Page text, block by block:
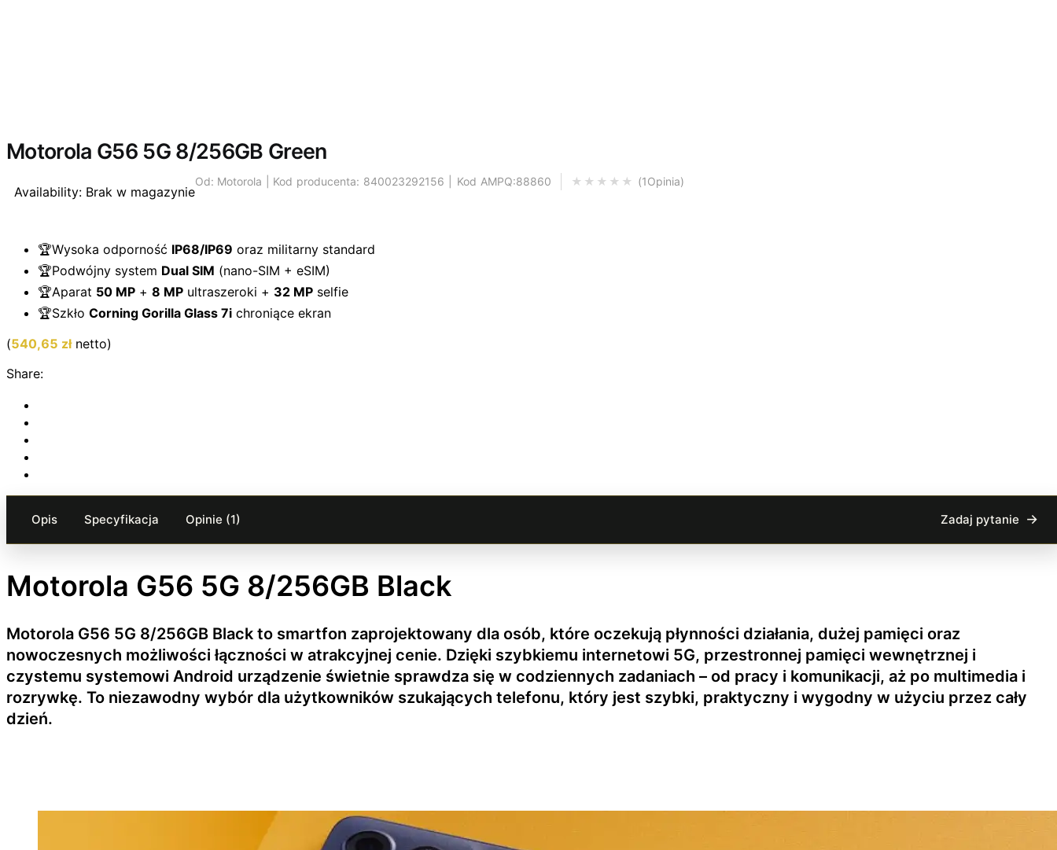
Motorola G56 5G 8/256GB Green
1Opinia
Availability: Brak w magazynie
Od: Motorola | Kod producenta: 840023292156 | Kod AMPQ:88860
🏆Wysoka odporność IP68/IP69 oraz militarny standard
🏆Podwójny system Dual SIM (nano-SIM + eSIM)
🏆Aparat 50 MP + 8 MP ultraszeroki + 32 MP selfie
🏆Szkło Corning Gorilla Glass 7i chroniące ekran
(540,65 złnetto)
Share:
Opis Specyfikacja Opinie (1) Zadaj pytanie
Motorola G56 5G 8/256GB Black
Motorola G56 5G 8/256GB Black to smartfon zaprojektowany dla osób, które oczekują płynności działania, dużej pamięci oraz
nowoczesnych możliwości łączności w atrakcyjnej cenie. Dzięki szybkiemu internetowi 5G, przestronnej pamięci wewnętrznej i
czystemu systemowi Android urządzenie świetnie sprawdza się w codziennych zadaniach – od pracy i komunikacji, aż po multimedia i
rozrywkę. To niezawodny wybór dla użytkowników szukających telefonu, który jest szybki, praktyczny i wygodny w użyciu przez cały
dzień.